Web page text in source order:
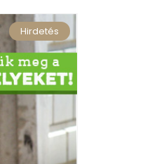
Hirdetés